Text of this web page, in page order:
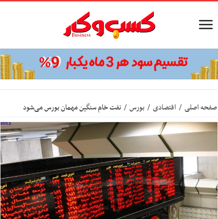
صفحه اصلی / اقتصادی / بورس / نفت خام سنگین مهمان بورس می‌شود